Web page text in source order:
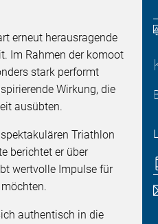
erneut herausragende
Im Rahmen der komoot
stark performt
Wirkung, die
ausübten.
Triathlon
berichtet er über
wertvolle Impulse für
authentisch in die